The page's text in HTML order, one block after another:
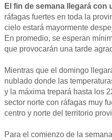
El fin de semana llegará con
ráfagas fuertes en toda la
cielo estará mayormente
En promedio, se esperan
que provocarán una tarde
Mientras que el domingo
nublado donde las
y la máxima trepará hasta los
sector norte con ráfagas muy
centro y norte del territorio
Para el comienzo de la